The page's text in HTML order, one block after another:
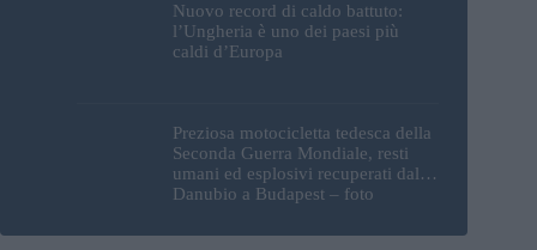
Nuovo record di caldo battuto:
l’Ungheria è uno dei paesi più
caldi d’Europa
Preziosa motocicletta tedesca della
Seconda Guerra Mondiale, resti
umani ed esplosivi recuperati dal
Danubio a Budapest – foto